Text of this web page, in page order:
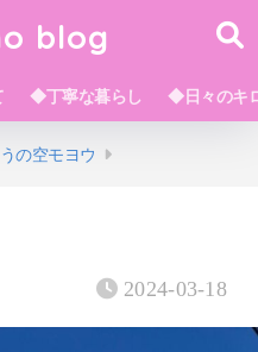
blog
◆丁寧な暮らし ◆日々のキ
の空モヨウ
2024-03-18